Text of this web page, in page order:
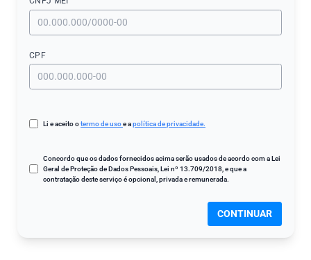
CPF
Li e aceito otermo de usoe apolítica de privacidade.
Concordo que os dados fornecidos acima serão usados de acordo com a Lei
Geral de Proteção de Dados Pessoais, Lei nº 13.709/2018, e que a
contratação deste serviço é opcional, privada e remunerada.
CONTINUAR